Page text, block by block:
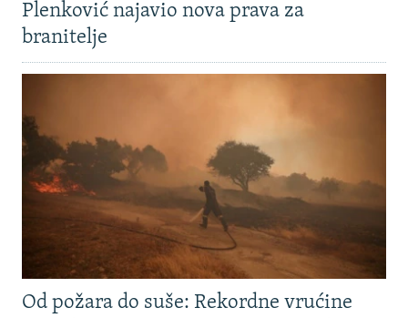
Plenković najavio nova prava za
branitelje
Od požara do suše: Rekordne vrućine